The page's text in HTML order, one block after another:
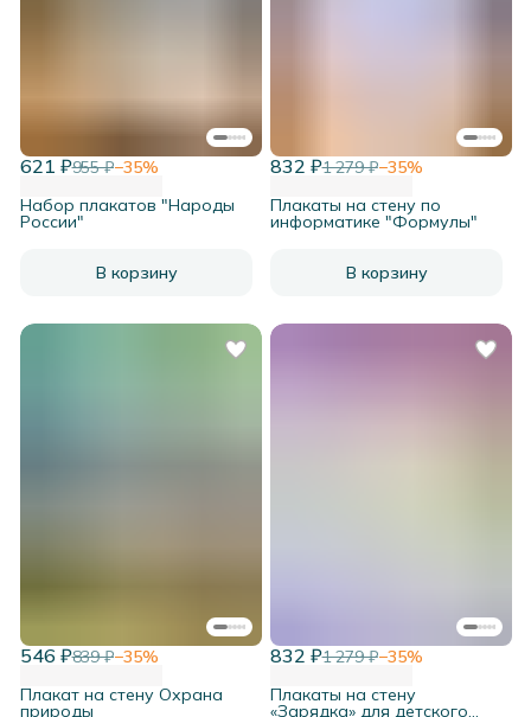
621 ₽955 ₽−35%
Набор плакатов "Народы
России"
В корзину
832 ₽1 279 ₽−35%
Плакаты на стену по
информатике "Формулы"
В корзину
546 ₽839 ₽−35%
Плакат на стену Охрана
природы
832 ₽1 279 ₽−35%
Плакаты на стену
«Зарядка» для детского